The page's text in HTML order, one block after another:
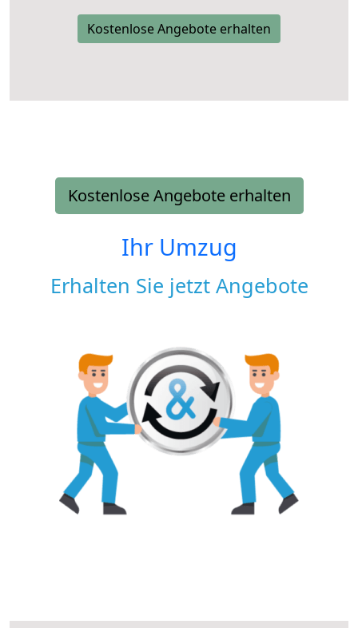
Kostenlose Angebote erhalten
Kostenlose Angebote erhalten
Ihr Umzug
Erhalten Sie jetzt Angebote